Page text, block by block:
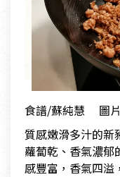
食譜/蘇純慧 圖
質感嫩滑多汁的新
蘿蔔乾、香氣濃郁
感豐富，香氣四溢